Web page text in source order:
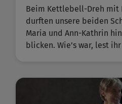
Beim Kettlebell-Dreh mit
durften unsere beiden
Maria und Ann-Kathrin
blicken. Wie’s war, lest